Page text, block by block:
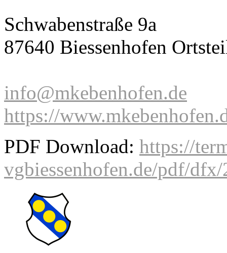
Schwabenstraße 9a
87640 Biessenhofen
info@mkebenhofen.de
https://
PDF Download: https://
vgbiessenhofen.de/pdf/